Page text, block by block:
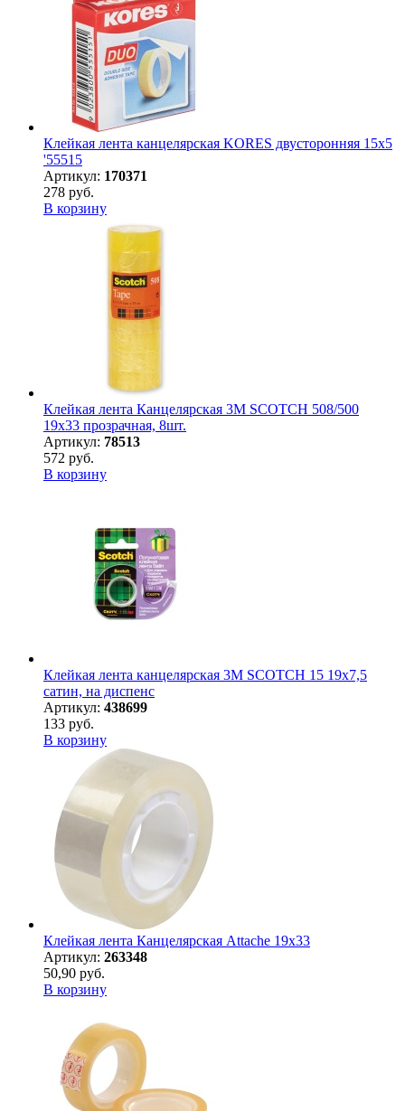
Клейкая лента канцелярская KORES двусторонняя 15х5
'55515
Артикул: 170371
278 руб.
В корзину
Клейкая лента Канцелярская 3M SCOTCH 508/500
19х33 прозрачная, 8шт.
Артикул: 78513
572 руб.
В корзину
Клейкая лента канцелярская 3M SCOTCH 15 19х7,5
сатин, на диспенс
Артикул: 438699
133 руб.
В корзину
Клейкая лента Канцелярская Attache 19x33
Артикул: 263348
50,90 руб.
В корзину